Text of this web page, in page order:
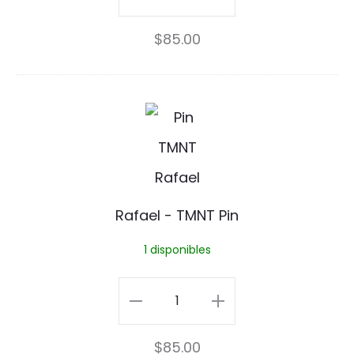
Pin
cantidad
$85.00
R
a
f
l
T
M
Rafael - TMNT Pin
1 disponibles
Rafael
-
$85.00